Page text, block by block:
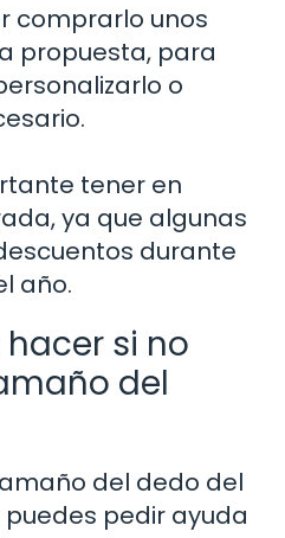
comprarlo unos
propuesta, para
o
tener en
ya que algunas
durante
año.
si no
del
del dedo del
pedir ayuda